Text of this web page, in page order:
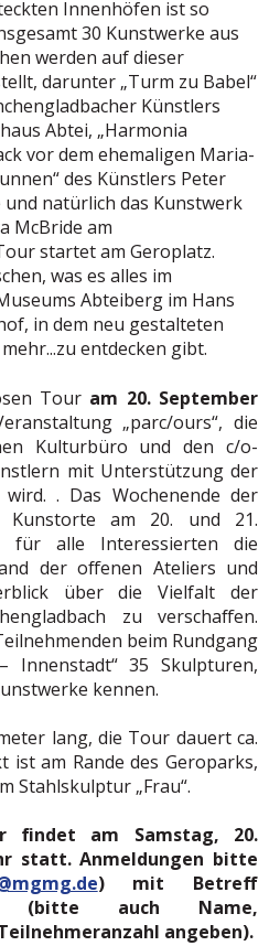
Innenhöfen ist so
30 Kunstwerke aus
werden auf dieser
darunter „Turm zu Babel“
Künstlers
Abtei, „Harmonia
vor dem ehemaligen Maria-
des Künstlers Peter
natürlich das Kunstwerk
McBride am
startet am Geroplatz.
was es alles im
Abteiberg im Hans
in dem neu gestalteten
entdecken gibt.
Tour am 20. September
„parc/ours“, die
Kulturbüro und den c/o-
mit Unterstützung der
. Das Wochenende der
Kunstorte am 20. und 21.
für alle Interessierten die
der offenen Ateliers und
über die Vielfalt der
zu verschaffen.
beim Rundgang
Innenstadt“ 35 Skulpturen,
kennen.
lang, die Tour dauert ca.
ist am Rande des Geroparks,
Stahlskulptur „Frau“.
findet am Samstag, 20.
statt. Anmeldungen bitte
) mit Betreff
(bitte auch Name,
angeben).